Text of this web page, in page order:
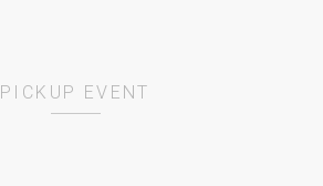
PICKUP EVENT